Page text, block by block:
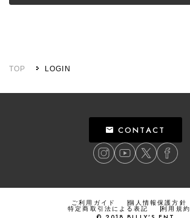
TOP LOGIN
CONTACT
ご利用ガイド 個人情報保護方針
特定商取引法による表記
利用規約